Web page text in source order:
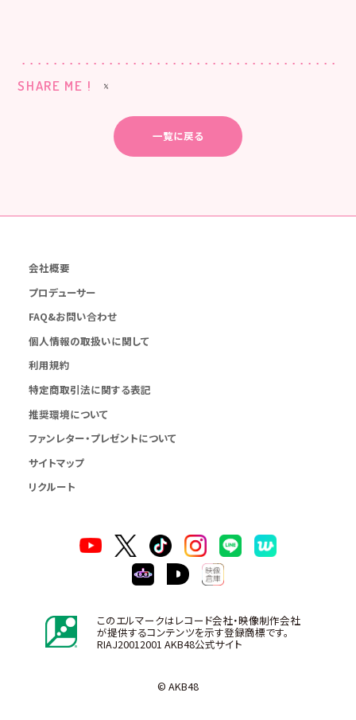
SHARE ME !
一覧に戻る
会社概要
プロデューサー
FAQ&お問い合わせ
個人情報の取扱いに関して
利用規約
特定商取引法に関する表記
推奨環境について
ファンレター・プレゼントについて
サイトマップ
リクルート
このエルマークはレコード会社・映像制作会社
が提供するコンテンツを示す登録商標です。
RIAJ20012001 AKB48公式サイト
© AKB48